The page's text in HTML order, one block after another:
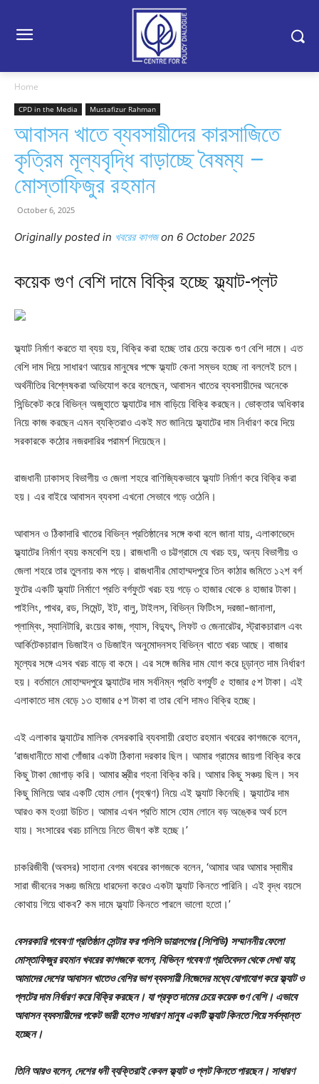
Home
CPD in the Media Mustafizur Rahman
আবাসন খাতে ব্যবসায়ীদের কারসাজিতে
কৃত্রিম মূল্যবৃদ্ধি বাড়াচ্ছে বৈষম্য –
মোস্তাফিজুর রহমান
October 6, 2025
Originally posted in খবরের কাগজon 6 October 2025
কয়েক গুণ বেশি দামে বিক্রি হচ্ছে ফ্ল্যাট-প্লট
ফ্ল্যাট নির্মাণ করতে যা ব্যয় হয়, বিক্রি করা হচ্ছে তার চেয়ে কয়েক গুণ বেশি দামে। এত
বেশি দাম দিয়ে সাধারণ আয়ের মানুষের পক্ষে ফ্ল্যাট কেনা সম্ভব হচ্ছে না বললেই চলে।
অর্থনীতির বিশ্লেষকরা অভিযোগ করে বলেছেন, আবাসন খাতের ব্যবসায়ীদের অনেকে
সিন্ডিকেট করে বিভিন্ন অজুহাতে ফ্ল্যাটের দাম বাড়িয়ে বিক্রি করছেন। ভোক্তার অধিকার
নিয়ে কাজ করছেন এমন ব্যক্তিরাও একই মত জানিয়ে ফ্ল্যাটের দাম নির্ধারণ করে দিয়ে
সরকারকে কঠোর নজরদারির পরামর্শ দিয়েছেন।
রাজধানী ঢাকাসহ বিভাগীয় ও জেলা শহরে বাণিজ্যিকভাবে ফ্ল্যাট নির্মাণ করে বিক্রি করা
হয়। এর বাইরে আবাসন ব্যবসা এখনো সেভাবে গড়ে ওঠেনি।
আবাসন ও ঠিকাদারি খাতের বিভিন্ন প্রতিষ্ঠানের সঙ্গে কথা বলে জানা যায়, এলাকাভেদে
ফ্ল্যাটের নির্মাণ ব্যয় কমবেশি হয়। রাজধানী ও চট্টগ্রামে যে খরচ হয়, অন্য বিভাগীয় ও
জেলা শহরে তার তুলনায় কম পড়ে। রাজধানীর মোহাম্মদপুরে তিন কাঠার জমিতে ১২শ বর্গ
ফুটের একটি ফ্ল্যাট নির্মাণে প্রতি বর্গফুটে খরচ হয় গড়ে ৩ হাজার থেকে ৪ হাজার টাকা।
পাইলিং, পাথর, রড, সিমেন্ট, ইট, বালু, টাইলস, বিভিন্ন ফিটিংস, দরজা-জানালা,
প্লাম্বিং, স্যানিটারি, রংয়ের কাজ, গ্যাস, বিদ্যুৎ, লিফট ও জেনারেটর, স্ট্রাকচারাল এবং
আর্কিটেকচারাল ডিজাইন ও ডিজাইন অনুমোদনসহ বিভিন্ন খাতে খরচ আছে। বাজার
মূল্যের সঙ্গে এসব খরচ বাড়ে বা কমে। এর সঙ্গে জমির দাম যোগ করে চূড়ান্ত দাম নির্ধারণ
হয়। বর্তমানে মোহাম্মদপুরে ফ্ল্যাটের দাম সর্বনিম্ন প্রতি বগর্ফুট ৫ হাজার ৫শ টাকা। এই
এলাকাতে দাম বেড়ে ১৩ হাজার ৫শ টাকা বা তার বেশি দামও বিক্রি হচ্ছে।
এই এলাকার ফ্ল্যাটের মালিক বেসরকারি ব্যবসায়ী রেহাত রহমান খবরের কাগজকে বলেন,
‘রাজধানীতে মাথা গোঁজার একটা ঠিকানা দরকার ছিল। আমার গ্রামের জায়গা বিক্রি করে
কিছু টাকা জোগাড় করি। আমার স্ত্রীর গহনা বিক্রি করি। আমার কিছু সঞ্চয় ছিল। সব
কিছু মিলিয়ে আর একটি হোম লোন (গৃহঋণ) নিয়ে এই ফ্ল্যাট কিনেছি। ফ্ল্যাটের দাম
আরও কম হওয়া উচিত। আমার এখন প্রতি মাসে হোম লোনে বড় অঙ্কের অর্থ চলে
যায়। সংসারের খরচ চালিয়ে নিতে ভীষণ কষ্ট হচ্ছে।’
চাকরিজীবী (অবসর) সাহানা বেগম খবরের কাগজকে বলেন, ‘আমার আর আমার স্বামীর
সারা জীবনের সঞ্চয় জমিয়ে ধারদেনা করেও একটা ফ্ল্যাট কিনতে পারিনি। এই বৃদ্ধ বয়সে
কোথায় গিয়ে থাকব? কম দামে ফ্ল্যাট কিনতে পারলে ভালো হতো।’
বেসরকারি গবেষণা প্রতিষ্ঠান সেন্টার ফর পলিসি ডায়ালগের (সিপিডি) সম্মাননীয় ফেলো
মোস্তাফিজুর রহমান খবরের কাগজকে বলেন, বিভিন্ন গবেষণা প্রতিবেদন থেকে দেখা যায়,
আমাদের দেশের আবাসন খাতেও বেশির ভাগ ব্যবসায়ী নিজেদের মধ্যে যোগাযোগ করে ফ্ল্যাট ও
প্লটের দাম নির্ধারণ করে বিক্রি করছেন। যা প্রকৃত দামের চেয়ে কয়েক গুণ বেশি। এভাবে
আবাসন ব্যবসায়ীদের পকেট ভারী হলেও সাধারণ মানুষ একটি ফ্ল্যাট কিনতে গিয়ে সর্বস্বান্ত
হচ্ছেন।
তিনি আরও বলেন, দেশের ধনী ব্যক্তিরাই কেবল ফ্ল্যাট ও প্লট কিনতে পারছেন। সাধারণ